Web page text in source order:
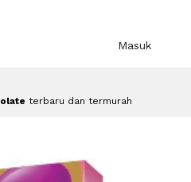
Masuk
terbaru dan termurah